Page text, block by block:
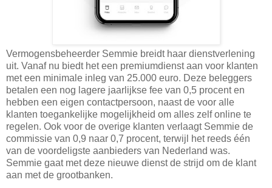
Vermogensbeheerder Semmie breidt haar dienstverlening
uit. Vanaf nu biedt het een premiumdienst aan voor klanten
met een minimale inleg van 25.000 euro. Deze beleggers
betalen een nog lagere jaarlijkse fee van 0,5 procent en
hebben een eigen contactpersoon, naast de voor alle
klanten toegankelijke mogelijkheid om alles zelf online te
regelen. Ook voor de overige klanten verlaagt Semmie de
commissie van 0,9 naar 0,7 procent, terwijl het reeds één
van de voordeligste aanbieders van Nederland was.
Semmie gaat met deze nieuwe dienst de strijd om de klant
aan met de grootbanken.